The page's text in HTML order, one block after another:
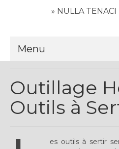
» NULLA TENACI
Menu
Contact
Espace Clients
Outillage
Outils à
es outils à sertir